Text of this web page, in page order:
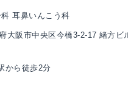
耳鼻いんこう科
大阪市中央区今橋3-2-17 緒方ビ
から徒歩2分